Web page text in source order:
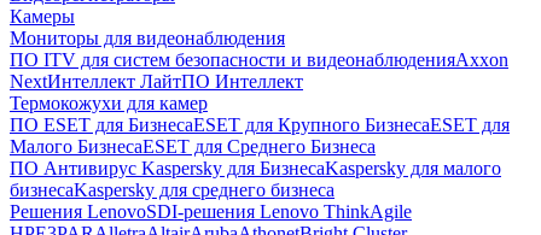
Камеры
Мониторы для видеонаблюдения
ПО ITV для систем безопасности и видеонаблюденияAxxon
NextИнтеллект ЛайтПО Интеллект
Термокожухи для камер
ПО ESET для БизнесаESET для Крупного БизнесаESET для
Малого БизнесаESET для Среднего Бизнеса
ПО Антивирус Kaspersky для БизнесаKaspersky для малого
бизнесаKaspersky для среднего бизнеса
Решения LenovoSDI-решения Lenovo ThinkAgile